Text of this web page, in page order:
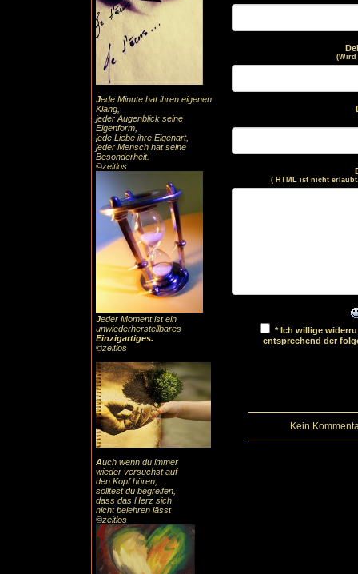
Jede Minute hat ihren eigenen
Klang,
jeder Augenblick seine
Eigenform,
jede Liebe ihre Eigenart,
jeder Mensch hat seine
Besonderheit.
©zeitlos
Jeder Moment ist ein
unwiederherstellbares
Einzigartiges.
©zeitlos
Auch wenn du immer
wieder versuchst auf
den Kopf hören,
solltest du begreifen,
dass das Herz sich
nicht belehren lässt
©zeitlos
(Wird
( HTML ist nicht
* Ich willige
entsprechend der
Kein